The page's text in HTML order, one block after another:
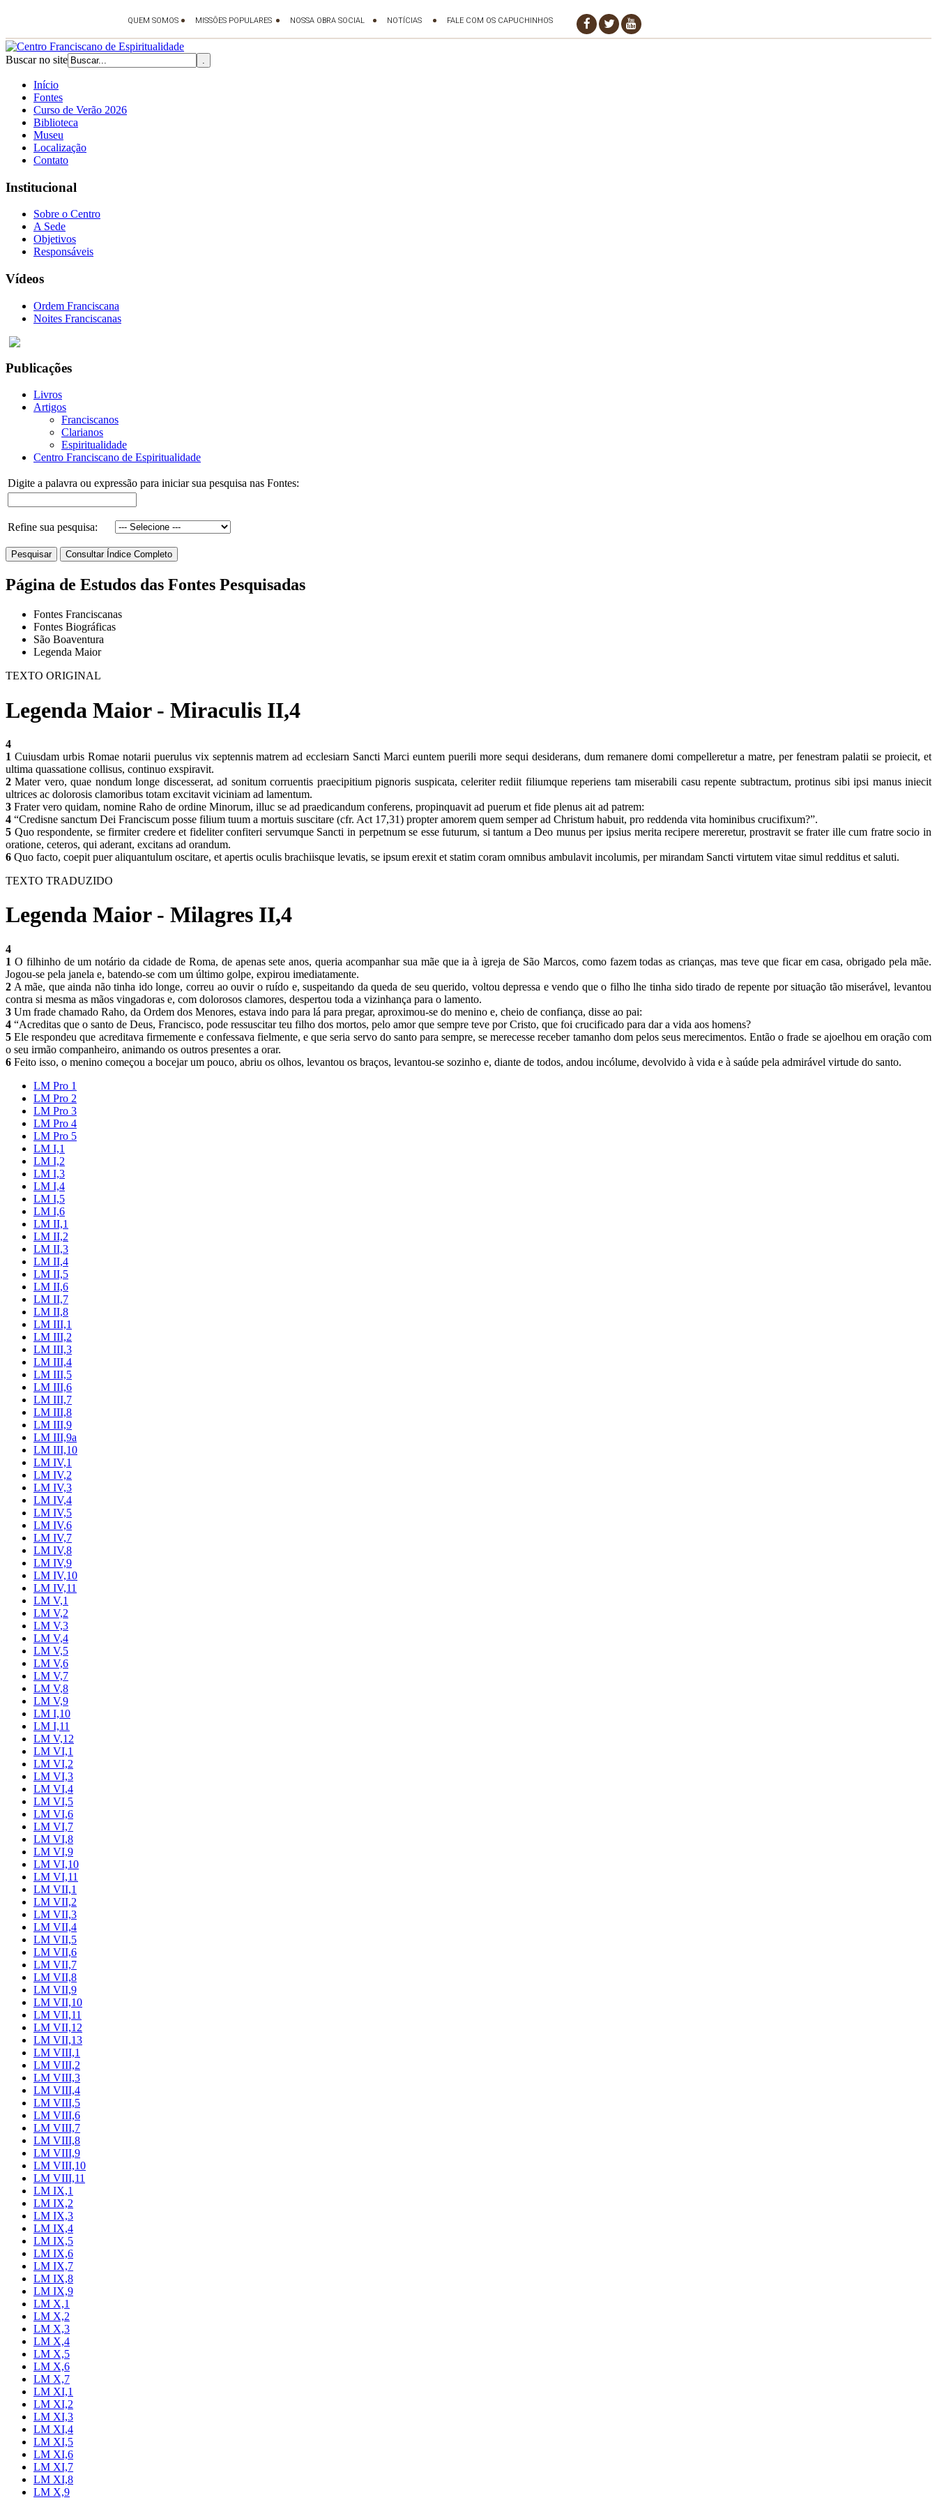
Buscar no site
Início
Fontes
Curso de Verão 2026
Biblioteca
Museu
Localização
Contato
Institucional
Sobre o Centro
A Sede
Objetivos
Responsáveis
Vídeos
Ordem Franciscana
Noites Franciscanas
Publicações
Livros
Artigos
Franciscanos
Clarianos
Espiritualidade
Centro Franciscano de Espiritualidade
Digite a palavra ou expressão para iniciar sua pesquisa nas Fontes:
Refine sua pesquisa:
Página de Estudos das Fontes Pesquisadas
Fontes Franciscanas
Fontes Biográficas
São Boaventura
Legenda Maior
TEXTO ORIGINAL
Legenda Maior - Miraculis II,4
4
1 Cuiusdam urbis Romae notarii puerulus vix septennis matrem ad ecclesiarn Sancti Marci euntem puerili more sequi desiderans, dum remanere domi compelleretur a matre, per fenestram palatii se proiecit, et
ultima quassatione collisus, continuo exspiravit.
2 Mater vero, quae nondum longe discesserat, ad sonitum corruentis praecipitium pignoris suspicata, celeriter rediit filiumque reperiens tam miserabili casu repente subtractum, protinus sibi ipsi manus iniecit
ultrices ac dolorosis clamoribus totam excitavit viciniam ad lamentum.
3 Frater vero quidam, nomine Raho de ordine Minorum, illuc se ad praedicandum conferens, propinquavit ad puerum et fide plenus ait ad patrem:
4 “Credisne sanctum Dei Franciscum posse filium tuum a mortuis suscitare (cfr. Act 17,31) propter amorem quem semper ad Christum habuit, pro reddenda vita hominibus crucifixum?”.
5 Quo respondente, se firmiter credere et fideliter confiteri servumque Sancti in perpetnum se esse futurum, si tantum a Deo munus per ipsius merita recipere mereretur, prostravit se frater ille cum fratre socio in
oratione, ceteros, qui aderant, excitans ad orandum.
6 Quo facto, coepit puer aliquantulum oscitare, et apertis oculis brachiisque levatis, se ipsum erexit et statim coram omnibus ambulavit incolumis, per mirandam Sancti virtutem vitae simul redditus et saluti.
TEXTO TRADUZIDO
Legenda Maior - Milagres II,4
4
1 O filhinho de um notário da cidade de Roma, de apenas sete anos, queria acompanhar sua mãe que ia à igreja de São Marcos, como fazem todas as crianças, mas teve que ficar em casa, obrigado pela mãe.
Jogou-se pela janela e, batendo-se com um último golpe, expirou imediatamente.
2 A mãe, que ainda não tinha ido longe, correu ao ouvir o ruído e, suspeitando da queda de seu querido, voltou depressa e vendo que o filho lhe tinha sido tirado de repente por situação tão miserável, levantou
contra si mesma as mãos vingadoras e, com dolorosos clamores, despertou toda a vizinhança para o lamento.
3 Um frade chamado Raho, da Ordem dos Menores, estava indo para lá para pregar, aproximou-se do menino e, cheio de confiança, disse ao pai:
4 “Acreditas que o santo de Deus, Francisco, pode ressuscitar teu filho dos mortos, pelo amor que sempre teve por Cristo, que foi crucificado para dar a vida aos homens?
5 Ele respondeu que acreditava firmemente e confessava fielmente, e que seria servo do santo para sempre, se merecesse receber tamanho dom pelos seus merecimentos. Então o frade se ajoelhou em oração com
o seu irmão companheiro, animando os outros presentes a orar.
6 Feito isso, o menino começou a bocejar um pouco, abriu os olhos, levantou os braços, levantou-se sozinho e, diante de todos, andou incólume, devolvido à vida e à saúde pela admirável virtude do santo.
LM Pro 1
LM Pro 2
LM Pro 3
LM Pro 4
LM Pro 5
LM I,1
LM I,2
LM I,3
LM I,4
LM I,5
LM I,6
LM II,1
LM II,2
LM II,3
LM II,4
LM II,5
LM II,6
LM II,7
LM II,8
LM III,1
LM III,2
LM III,3
LM III,4
LM III,5
LM III,6
LM III,7
LM III,8
LM III,9
LM III,9a
LM III,10
LM IV,1
LM IV,2
LM IV,3
LM IV,4
LM IV,5
LM IV,6
LM IV,7
LM IV,8
LM IV,9
LM IV,10
LM IV,11
LM V,1
LM V,2
LM V,3
LM V,4
LM V,5
LM V,6
LM V,7
LM V,8
LM V,9
LM I,10
LM I,11
LM V,12
LM VI,1
LM VI,2
LM VI,3
LM VI,4
LM VI,5
LM VI,6
LM VI,7
LM VI,8
LM VI,9
LM VI,10
LM VI,11
LM VII,1
LM VII,2
LM VII,3
LM VII,4
LM VII,5
LM VII,6
LM VII,7
LM VII,8
LM VII,9
LM VII,10
LM VII,11
LM VII,12
LM VII,13
LM VIII,1
LM VIII,2
LM VIII,3
LM VIII,4
LM VIII,5
LM VIII,6
LM VIII,7
LM VIII,8
LM VIII,9
LM VIII,10
LM VIII,11
LM IX,1
LM IX,2
LM IX,3
LM IX,4
LM IX,5
LM IX,6
LM IX,7
LM IX,8
LM IX,9
LM X,1
LM X,2
LM X,3
LM X,4
LM X,5
LM X,6
LM X,7
LM XI,1
LM XI,2
LM XI,3
LM XI,4
LM XI,5
LM XI,6
LM XI,7
LM XI,8
LM X,9